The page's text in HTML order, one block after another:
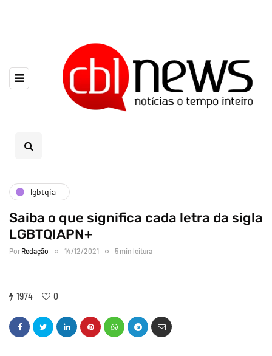
lgbtqia+
Saiba o que significa cada letra da sigla
LGBTQIAPN+
Por Redação 14/12/2021 5 min leitura
1974 0